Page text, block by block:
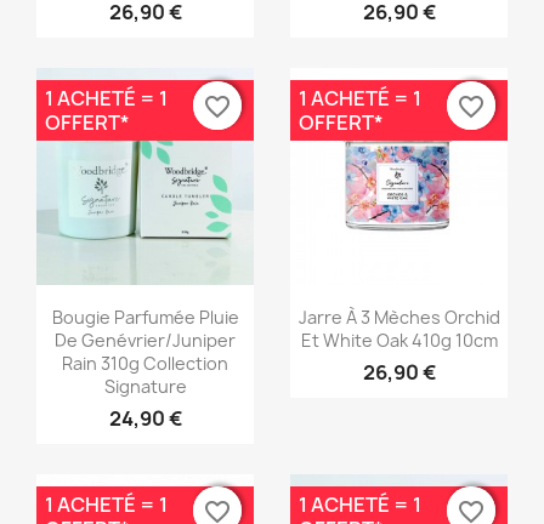
26,90 € 26,90 €
Aperçu rapide
Bougie Parfumée Pluie
De Genévrier/Juniper
Rain 310g Collection
Signature
24,90 €
1 ACHETÉ = 1
OFFERT*
favorite_border
favorite_border
 Aperçu rapide
Jarre À 3 Mèches Orchid
Et White Oak 410g 10cm
26,90 €
1 ACHETÉ = 1
OFFERT*
favorite_border
favorite_border
1 ACHETÉ = 1
favorite_border
favorite_border
1 ACHETÉ = 1
favorite_border
favorite_border